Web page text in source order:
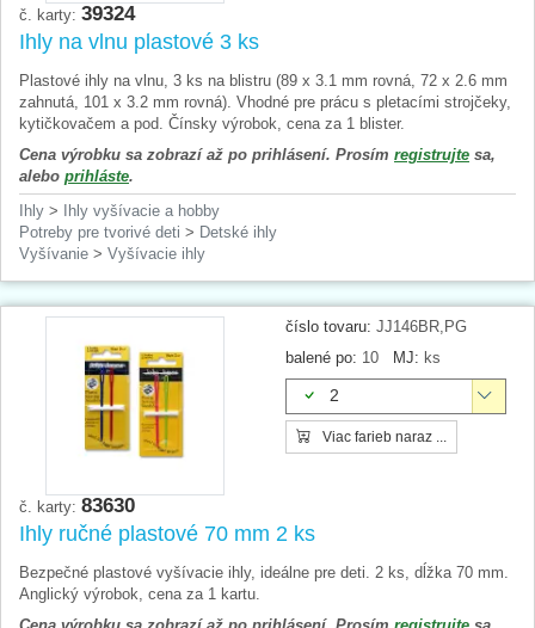
č. karty: 39324
Ihly na vlnu plastové 3 ks
Plastové ihly na vlnu, 3 ks na blistru (89 x 3.1 mm rovná, 72 x 2.6 mm
zahnutá, 101 x 3.2 mm rovná). Vhodné pre prácu s pletacími strojčeky,
kytičkovačem a pod. Čínsky výrobok, cena za 1 blister.
Cena výrobku sa zobrazí až po prihlásení. Prosím registrujte sa,
alebo prihláste.
Ihly >
Ihly vyšívacie a hobby
Potreby pre tvorivé deti > Detské ihly
Vyšívanie > Vyšívacie ihly
číslo tovaru: JJ146BR,PG
balené po: 10 MJ: ks
2
Viac farieb naraz ...
č. karty: 83630
Ihly ručné plastové 70 mm 2 ks
Bezpečné plastové vyšívacie ihly, ideálne pre deti. 2 ks, dĺžka 70 mm.
Anglický výrobok, cena za 1 kartu.